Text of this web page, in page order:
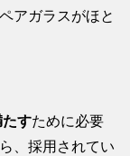
アガラスがほと
すために必要
、採用されてい